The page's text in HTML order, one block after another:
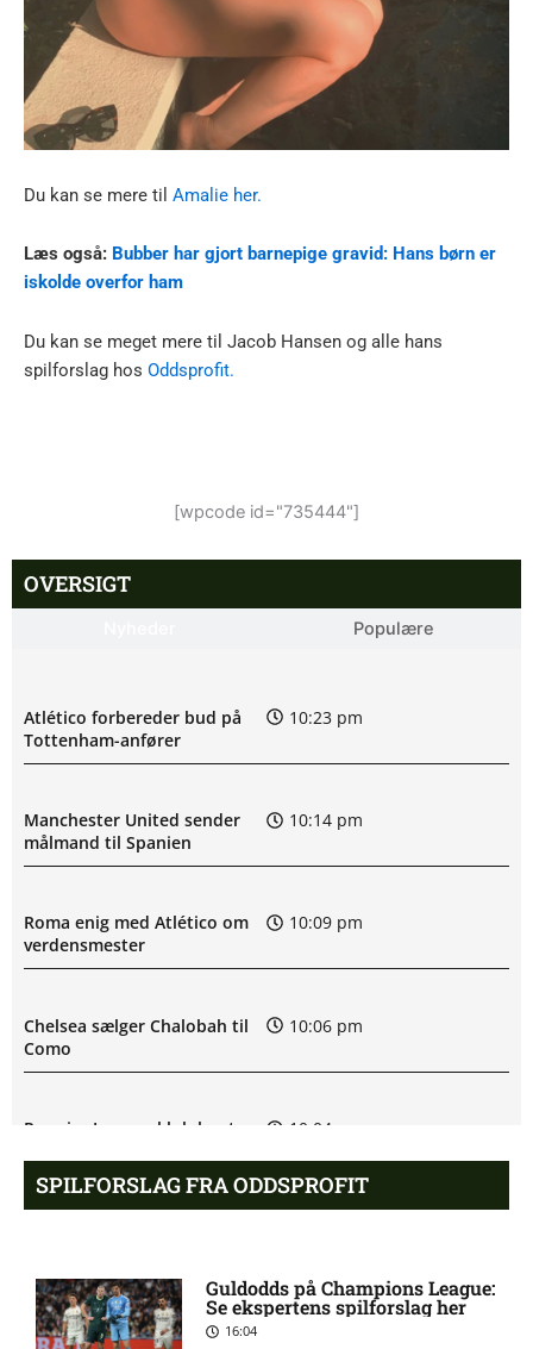
Du kan se mere til Amalie her.
Læs også: Bubber har gjort barnepige gravid: Hans børn er
iskolde overfor ham
Du kan se meget mere til Jacob Hansen og alle hans
spilforslag hos Oddsprofit.
[wpcode id="735444"]
OVERSIGT
Populære
Atlético forbereder bud på
Tottenham-anfører
10:23 pm
Manchester United sender
målmand til Spanien
10:14 pm
Roma enig med Atlético om
verdensmester
10:09 pm
Chelsea sælger Chalobah til
Como
10:06 pm
Premier League-klub henter
10:04 pm
Arsenal henter Bruno
SPILFORSLAG FRA ODDSPROFIT
Guldodds på Champions League:
Se ekspertens spilforslag her
16:04